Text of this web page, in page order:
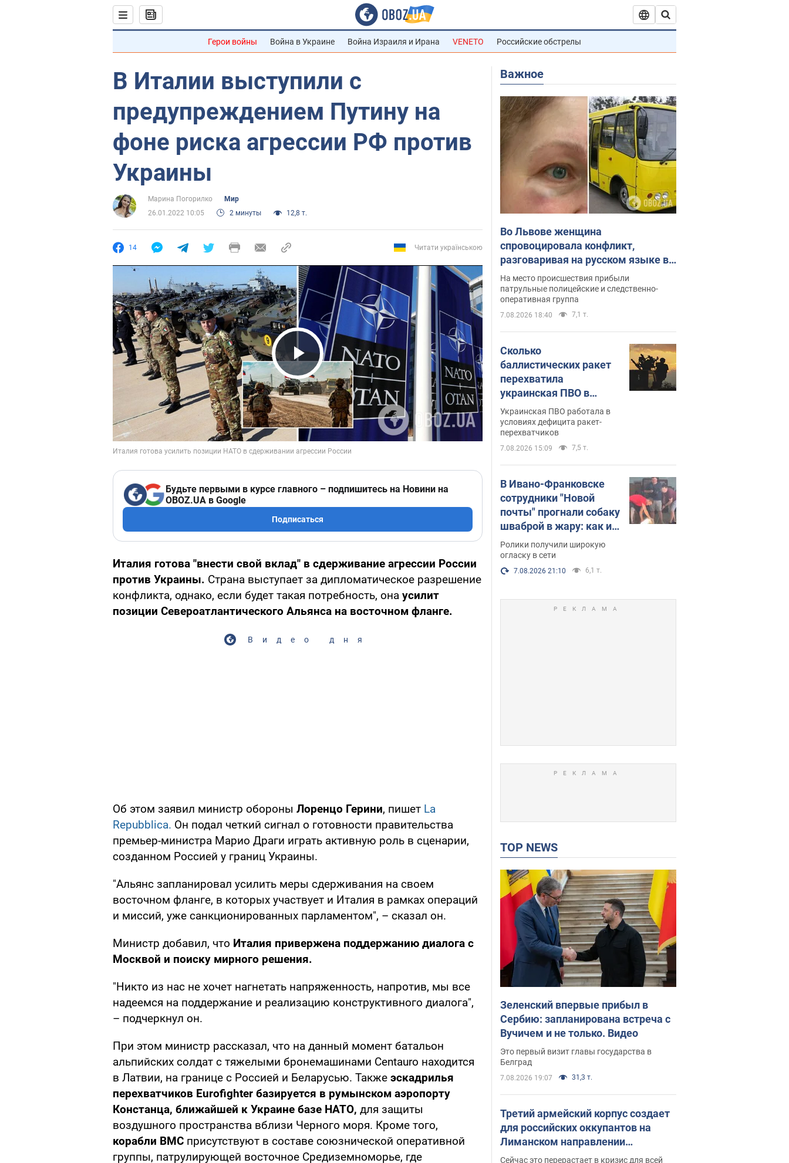
Герои войны Война в Украине Война Израиля и Ирана VENETO Российские обстрелы
В Италии выступили с
предупреждением Путину на
фоне риска агрессии РФ против
Украины
Марина Погорилко
Мир
26.01.2022 10:05
2 минуты 12,8 т.
14 Читати українською
Play Video
Будьте первыми в курсе главного – подпишитесь на Новини на
OBOZ.UA в Google
Подписаться
Италия готова "внести свой вклад" в сдерживание агрессии России
против Украины. Страна выступает за дипломатическое разрешение
конфликта, однако, если будет такая потребность, она усилит
позиции Североатлантического Альянса на восточном фланге.
Видео дня
Об этом заявил министр обороны Лоренцо Герини, пишет La
Repubblica. Он подал четкий сигнал о готовности правительства
премьер-министра Марио Драги играть активную роль в сценарии,
созданном Россией у границ Украины.
"Альянс запланировал усилить меры сдерживания на своем
восточном фланге, в которых участвует и Италия в рамках операций
и миссий, уже санкционированных парламентом", – сказал он.
Министр добавил, что Италия привержена поддержанию диалога с
Москвой и поиску мирного решения.
"Никто из нас не хочет нагнетать напряженность, напротив, мы все
надеемся на поддержание и реализацию конструктивного диалога",
– подчеркнул он.
При этом министр рассказал, что на данный момент батальон
альпийских солдат с тяжелыми бронемашинами Centauro находится
в Латвии, на границе с Россией и Беларусью. Также эскадрилья
перехватчиков Eurofighter базируется в румынском аэропорту
Констанца, ближайшей к Украине базе НАТО, для защиты
воздушного пространства вблизи Черного моря. Кроме того,
корабли ВМС присутствуют в составе союзнической оперативной
группы, патрулирующей восточное Средиземноморье, где
Важное
Во Львове женщина
спровоцировала конфликт,
разговаривая на русском языке в
маршрутке: полиция составила
административный протокол.
Видео
На место происшествия прибыли
патрульные полицейские и следственно-
оперативная группа
7.08.2026 18:40 7,1 т.
Сколько
баллистических ракет
перехватила
украинская ПВО в
июле: в Минобороны
назвали цифру
Украинская ПВО работала в
условиях дефицита ракет-
перехватчиков
7.08.2026 15:09 7,5 т.
В Ивано-Франковске
сотрудники "Новой
почты" прогнали собаку
шваброй в жару: как их
наказали. Видео
Ролики получили широкую
огласку в сети
7.08.2026 21:10 6,1 т.
TOP NEWS
Зеленский впервые прибыл в
Сербию: запланирована встреча с
Вучичем и не только. Видео
Это первый визит главы государства в
Белград
7.08.2026 19:07 31,3 т.
Третий армейский корпус создает
для российских оккупантов на
Лиманском направлении
критический дискомфорт: как это
Сейчас это перерастает в кризис для всей